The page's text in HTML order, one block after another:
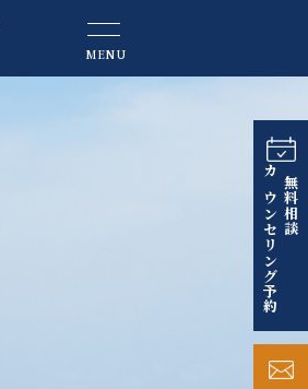
MENU
無料相談
カウンセリング予約